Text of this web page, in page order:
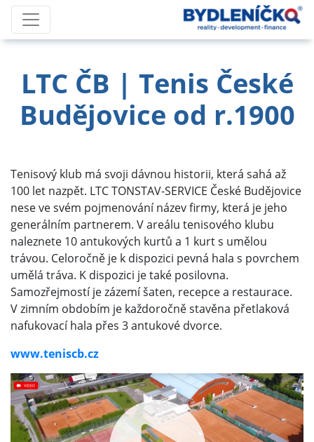
LTC ČB | Tenis České
Budějovice od r.1900
Tenisový klub má svoji dávnou historii, která sahá až
100 let nazpět. LTC TONSTAV-SERVICE České Budějovice
nese ve svém pojmenování název firmy, která je jeho
generálním partnerem. V areálu tenisového klubu
naleznete 10 antukových kurtů a 1 kurt s umělou
trávou. Celoročně je k dispozici pevná hala s povrchem
umělá tráva. K dispozici je také posilovna.
Samozřejmostí je zázemí šaten, recepce a restaurace.
V zimním obdobím je každoročně stavěna přetlaková
nafukovací hala přes 3 antukové dvorce.
www.teniscb.cz